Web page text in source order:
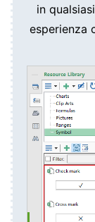
in
esperienza